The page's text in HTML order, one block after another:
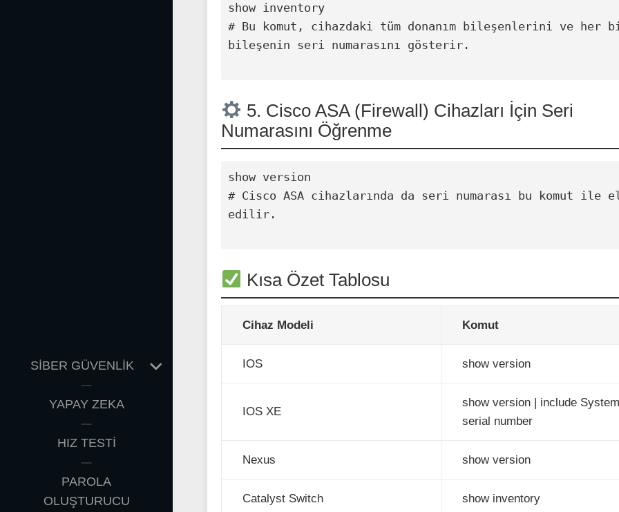
SİBER GÜVENLİK
EXPAND
YAPAY ZEKA
HIZ TESTİ
PAROLA
OLUŞTURUCU
show inventory
# Bu komut, cihazdaki tüm donanım bileşenlerini ve her
bileşenin seri numarasını gösterir.
5. Cisco ASA (Firewall) Cihazları İçin Seri
Numarasını Öğrenme
show version
# Cisco ASA cihazlarında da seri numarası bu komut ile
edilir.
Kısa Özet Tablosu
Cihaz Modeli Komut
IOS show version
IOS XE
show version | include
serial number
Nexus show version
Catalyst Switch show inventory